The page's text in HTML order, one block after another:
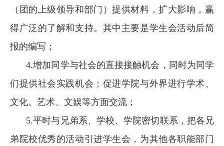
（团的上级领导和部门）提供材料，扩大影响，赢
得广泛的了解和支持。其中主要是学生会活动后简
报的编写；
4.增加同学与社会的直接接触机会，同时为同学
们提供社会实践机会；促进学院与外界进行学术、
文化、艺术、文娱等方面交流；
5.平时与兄弟系、学校、学院密切联系，把各兄
弟院校优秀的活动引进学生会，为其他各职能部门